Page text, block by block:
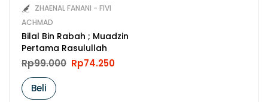
ZHAENAL FANANI - FIVI
ACHMAD
Bilal Bin Rabah ; Muadzin
Pertama Rasulullah
Rp99.000 Original
price
Rp74.250
Beli